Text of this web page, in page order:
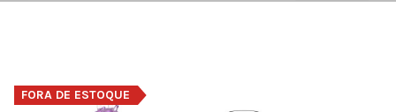
FORA DE ESTOQUE